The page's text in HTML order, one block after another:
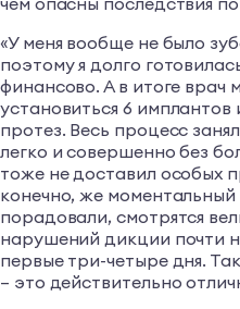
«У меня вообще не было
поэтому я долго
финансово. А в итоге врач
установиться 6 имплантов
протез. Весь процесс
легко и совершенно без
тоже не доставил особых
конечно, же
порадовали, смотрятся
нарушений дикции почти
первые три-четыре дня.
– это действительно